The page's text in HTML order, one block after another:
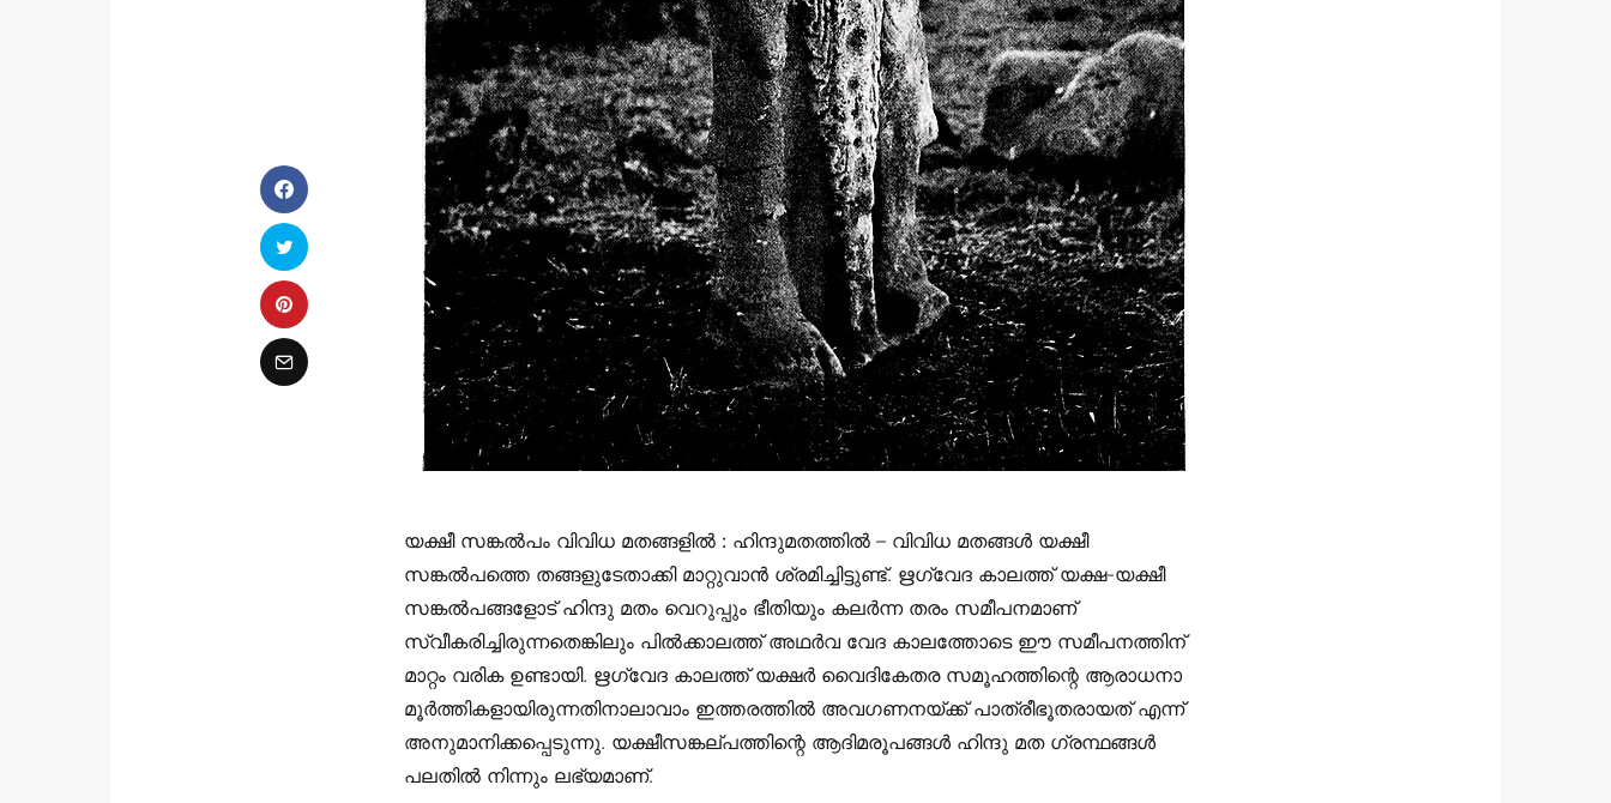
യക്ഷീ സങ്കൽപം വിവിധ മതങ്ങളിൽ : ഹിന്ദുമതത്തിൽ – വിവിധ മതങ്ങൾ യക്ഷീ
സങ്കൽപത്തെ തങ്ങളുടേതാക്കി മാറ്റുവാൻ ശ്രമിച്ചിട്ടുണ്ട്. ഋഗ്വേദ കാലത്ത് യക്ഷ-യക്ഷീ
സങ്കൽപങ്ങളോട് ഹിന്ദു മതം വെറുപ്പും ഭീതിയും കലർന്ന തരം സമീപനമാണ്
സ്വീകരിച്ചിരുന്നതെങ്കിലും പിൽക്കാലത്ത്‌ അഥർവ വേദ കാലത്തോടെ ഈ സമീപനത്തിന്
മാറ്റം വരിക ഉണ്ടായി. ഋഗ്വേദ കാലത്ത് യക്ഷർ വൈദികേതര സമൂഹത്തിന്റെ ആരാധനാ
മൂർത്തികളായിരുന്നതിനാലാവാം ഇത്തരത്തിൽ അവഗണനയ്ക്ക് പാത്രീഭൂതരായത് എന്ന്
അനുമാനിക്കപ്പെടുന്നു. യക്ഷീസങ്കല്പത്തിന്റെ ആദിമരൂപങ്ങൾ ഹിന്ദു മത ഗ്രന്ഥങ്ങൾ
പലതിൽ നിന്നും ലഭ്യമാണ്.